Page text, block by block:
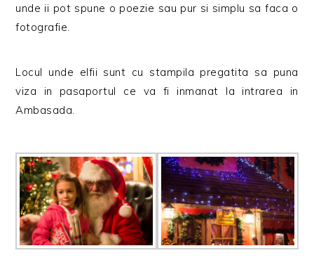
unde ii pot spune o poezie sau pur si simplu sa faca o
fotografie.
Locul unde elfii sunt cu stampila pregatita sa puna
viza in pasaportul ce va fi inmanat la intrarea in
Ambasada.